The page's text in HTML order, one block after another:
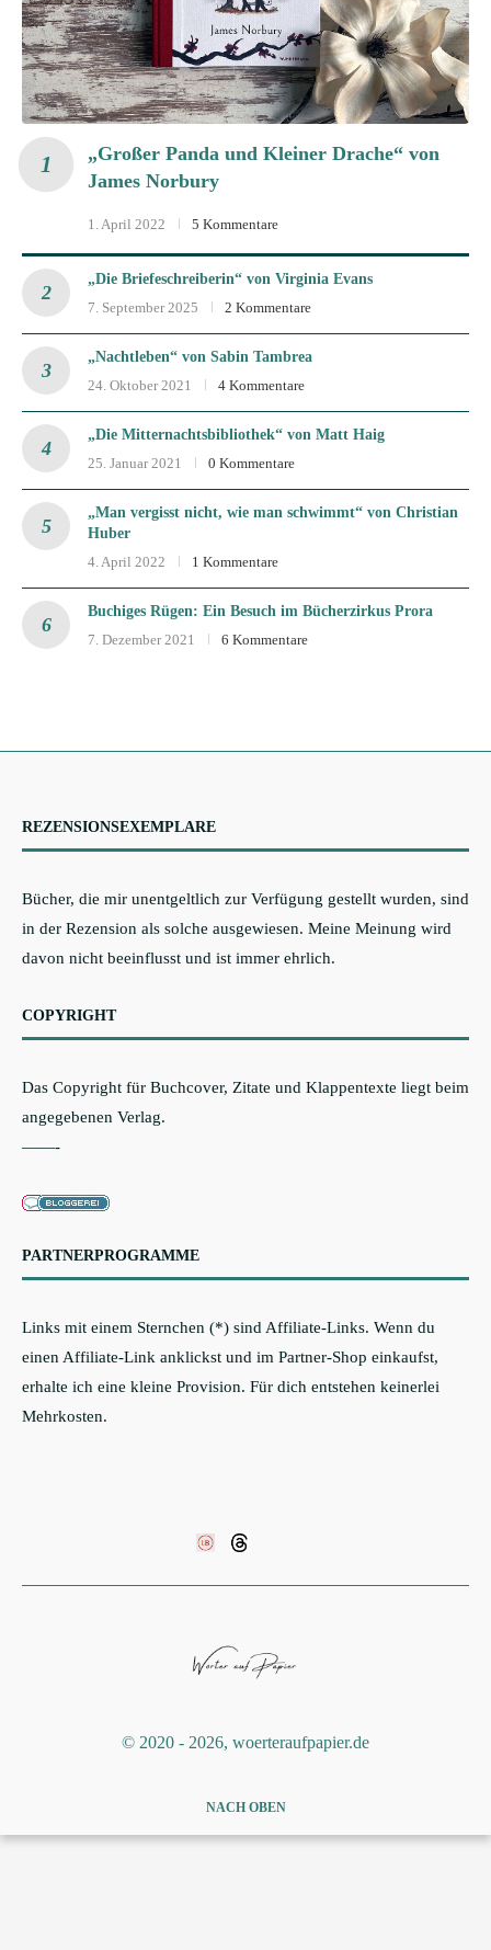
„Großer Panda und Kleiner Drache“ von
James Norbury
1. April 2022 5 Kommentare
„Die Briefeschreiberin“ von Virginia Evans
7. September 2025
2 Kommentare
„Nachtleben“ von Sabin Tambrea
24. Oktober 2021
4 Kommentare
„Die Mitternachtsbibliothek“ von Matt Haig
25. Januar 2021
0 Kommentare
„Man vergisst nicht, wie man schwimmt“ von Christian
Huber
4. April 2022
1 Kommentare
Buchiges Rügen: Ein Besuch im Bücherzirkus Prora
7. Dezember 2021
6 Kommentare
REZENSIONSEXEMPLARE
Bücher, die mir unentgeltlich zur Verfügung gestellt wurden, sind
in der Rezension als solche ausgewiesen. Meine Meinung wird
davon nicht beeinflusst und ist immer ehrlich.
COPYRIGHT
Das Copyright für Buchcover, Zitate und Klappentexte liegt beim
angegebenen Verlag.
——-
PARTNERPROGRAMME
Links mit einem Sternchen (*) sind Affiliate-Links. Wenn du
einen Affiliate-Link anklickst und im Partner-Shop einkaufst,
erhalte ich eine kleine Provision. Für dich entstehen keinerlei
Mehrkosten.
©️ 2020 - 2026, woerteraufpapier.de
NACH OBEN